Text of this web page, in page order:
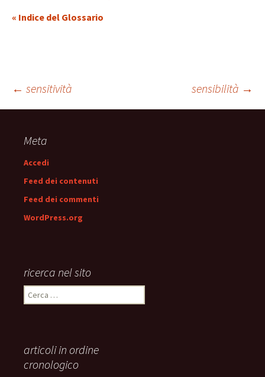
« Indice del Glossario
Navigazione
articolo
← sensitività sensibilità →
Meta
Accedi
Feed dei contenuti
Feed dei commenti
WordPress.org
ricerca nel sito
Ricerca
per:
articoli in ordine
cronologico